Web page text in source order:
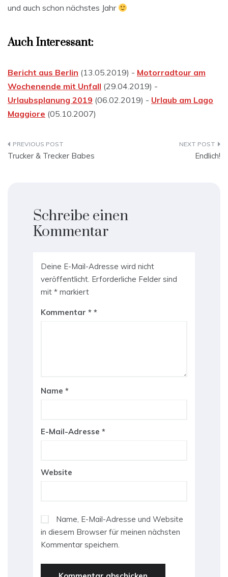
und auch schon nächstes Jahr
Auch Interessant:
Bericht aus Berlin (13.05.2019) - Motorradtour am
Wochenende mit Unfall (29.04.2019) -
Urlaubsplanung 2019 (06.02.2019) - Urlaub am Lago
Maggiore (05.10.2007)
Beitragsnavigation
Trucker & Trecker Babes Endlich!
Schreibe einen
Kommentar
Deine E-Mail-Adresse wird nicht
veröffentlicht. Erforderliche Felder sind
mit * markiert
Kommentar *
Name *
E-Mail-Adresse *
Website
Name, E-Mail-Adresse und Website
in diesem Browser für meinen nächsten
Kommentar speichern.